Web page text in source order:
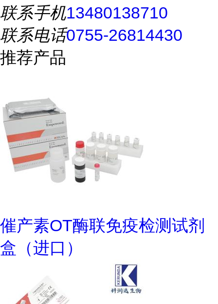
联系手机13480138710
联系电话0755-26814430
推荐产品
催产素OT酶联免疫检测试剂
盒（进口）